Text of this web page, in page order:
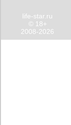
life-star.ru
© 18+
2008-2026